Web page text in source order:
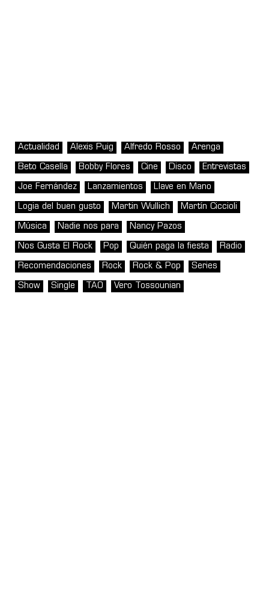
Actualidad Alexis Puig Alfredo Rosso Arenga
Beto Casella Bobby Flores Cine Disco Entrevistas
Joe Fernández Lanzamientos Llave en Mano
Logia del buen gusto Martin Wullich Martín Ciccioli
Música Nadie nos para Nancy Pazos
Nos Gusta El Rock Pop Quién paga la fiesta Radio
Recomendaciones Rock Rock & Pop Series
Show Single TAO Vero Tossounian